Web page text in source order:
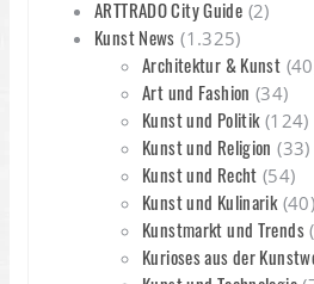
ARTTRADO City Guide (2)
Kunst News (1.325)
Architektur & Kunst
Art und Fashion (34)
Kunst und Politik(124)
Kunst und Religion (33)
Kunst und Recht (54)
Kunst und Kulinarik(40)
Kunstmarkt und Trends
Kurioses aus der